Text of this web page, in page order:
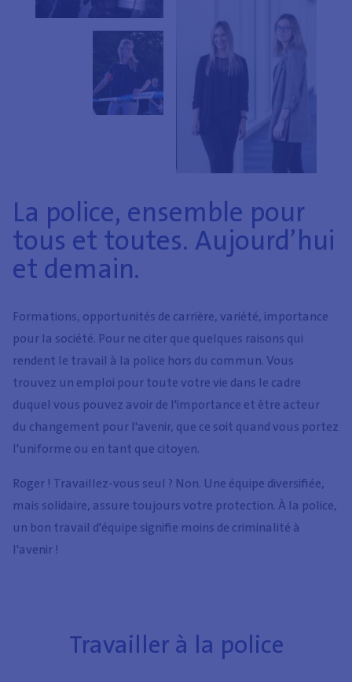
La police, ensemble pour
tous et toutes. Aujourd’hui
et demain.
Formations, opportunités de carrière, variété, importance
pour la société. Pour ne citer que quelques raisons qui
rendent le travail à la police hors du commun. Vous
trouvez un emploi pour toute votre vie dans le cadre
duquel vous pouvez avoir de l'importance et être acteur
du changement pour l'avenir, que ce soit quand vous portez
l'uniforme ou en tant que citoyen.
Roger ! Travaillez-vous seul ? Non. Une équipe diversifiée,
mais solidaire, assure toujours votre protection. À la police,
un bon travail d'équipe signifie moins de criminalité à
l'avenir !
Travailler à la police